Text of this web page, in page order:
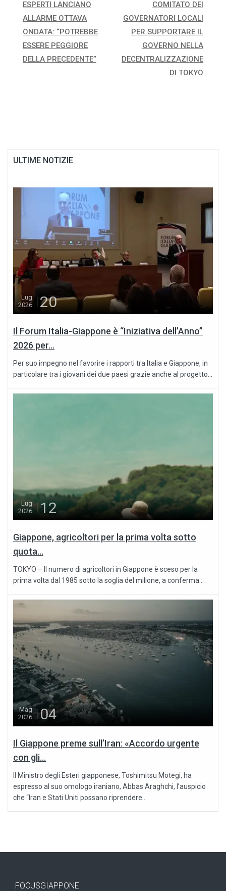
articoli
ESPERTI LANCIANO
ALLARME OTTAVA
ONDATA: “POTREBBE
ESSERE PEGGIORE
DELLA PRECEDENTE”
COMITATO DEI
GOVERNATORI LOCALI
PER SUPPORTARE IL
GOVERNO NELLA
DECENTRALIZZAZIONE
DI TOKYO
ULTIME NOTIZIE
Lug
2026
20
Il Forum Italia-Giappone è “Iniziativa dell’Anno”
2026 per...
Per suo impegno nel favorire i rapporti tra Italia e Giappone, in
particolare tra i giovani dei due paesi grazie anche al progetto...
Lug
2026
12
Giappone, agricoltori per la prima volta sotto
quota...
TOKYO – Il numero di agricoltori in Giappone è sceso per la
prima volta dal 1985 sotto la soglia del milione, a conferma...
Mag
2026
04
Il Giappone preme sull’Iran: «Accordo urgente
con gli...
Il Ministro degli Esteri giapponese, Toshimitsu Motegi, ha
espresso al suo omologo iraniano, Abbas Araghchi, l’auspicio
che “Iran e Stati Uniti possano riprendere...
FOCUSGIAPPONE